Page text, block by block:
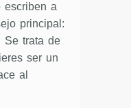
escriben a
principal:
Se trata de
ser un
al